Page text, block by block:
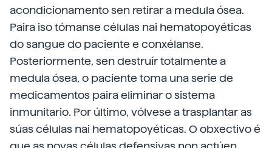
acondicionamento sen retirar a medula ósea.
Paira iso tómanse células nai hematopoyéticas
do sangue do paciente e conxélanse.
Posteriormente, sen destruír totalmente a
medula ósea, o paciente toma una serie de
medicamentos paira eliminar o sistema
inmunitario. Por último, vólvese a trasplantar as
súas células nai hematopoyéticas. O obxectivo é